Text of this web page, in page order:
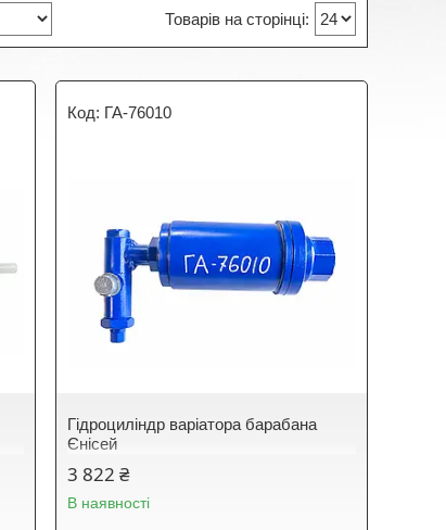
ГА-76010
Гідроциліндр варіатора барабана
Єнісей
3 822 ₴
В наявності